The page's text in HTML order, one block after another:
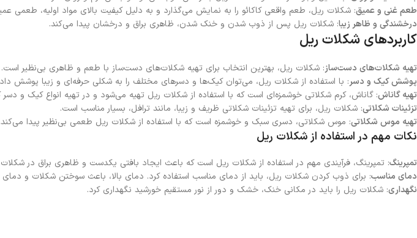
طعم غنی و عمیق: شکلات ریل، طعم واقعی کاکائو را به نمایش می‌گذارد و به دلیل کیفیت بالای مواد اولیه، طعمی
درخشندگی و ظاهر زیبا: شکلات ریل پس از ذوب شدن و خنک شدن، ظاهری براق و درخشان پیدا می‌کند.
کاربردهای شکلات ریل
تهیه شکلات‌های دست‌ساز: شکلات ریل، بهترین انتخاب برای تهیه شکلات‌های دست‌ساز با طعم و ظاهری بی‌نظیر است.
پوشش کیک و دسر: با استفاده از شکلات ریل، می‌توان کیک‌ها و دسرهای مختلف را به شکلی حرفه‌ای و زیبا پوشش
تهیه گاناش: گاناش، کرم شکلاتی خوشمزه‌ای است که با استفاده از شکلات ریل تهیه می‌شود و در تهیه انواع کیک و دسر
تزئینات شکلاتی: شکلات ریل، برای تهیه تزئینات شکلاتی ظریف و زیبا، مانند ترافل، بسیار مناسب است.
تهیه موس شکلاتی: موس شکلاتی، دسری سبک و خوشمزه است که با استفاده از شکلات ریل طعمی بی‌نظیر پیدا می‌کند.
نکات مهم در استفاده از شکلات ریل
تمپرینگ: تمپرینگ، فرآیندی مهم در استفاده از شکلات ریل است که باعث ایجاد بافتی یکدست و ظاهری براق در
دمای مناسب: برای ذوب کردن شکلات ریل، باید از دمای مناسب استفاده کرد. دمای بالا، باعث سوختن شکلات و
نگهداری: شکلات ریل را باید در مکانی خنک، خشک و دور از نور مستقیم خورشید نگهداری کرد.